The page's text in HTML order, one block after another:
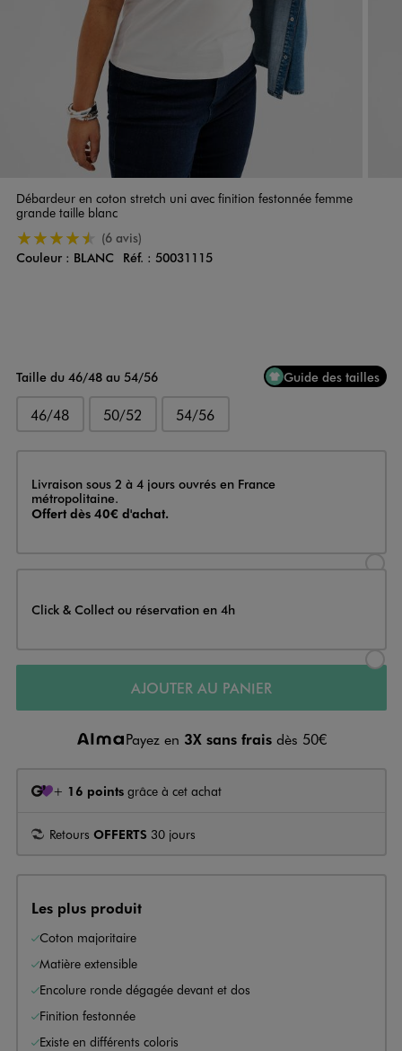
Débardeur en coton stretch uni avec finition festonnée femme
grande taille blanc
4.5/5 de moyenne
(6 avis)
Couleur
Couleur : BLANC Réf. : 50031115
Taille du 46/48 au 54/56 Guide des tailles
46/48 50/52 54/56
Livraison
Livraison sous 2 à 4 jours ouvrés en France
métropolitaine.
Offert dès 40€ d'achat.
Click & Collect ou réservation en 4h
AJOUTER AU PANIER
Payez en 3X sans frais dès 50€
+ 16 points grâce à cet achat
Retours OFFERTS 30 jours
Les plus produit
Coton majoritaire
Matière extensible
Encolure ronde dégagée devant et dos
Finition festonnée
Existe en différents coloris